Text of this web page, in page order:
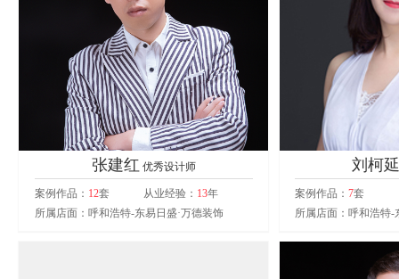
张建红 优秀设计师
案例作品： 12套 从业经验： 13年
所属店面：呼和浩特-东易日盛·万德装饰
刘柯
案例作品：7套
所属店面：呼和浩特-